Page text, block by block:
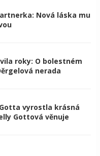
Nová láska mu
roky: O bolestném
nerada
vyrostla krásná
Gottová věnuje